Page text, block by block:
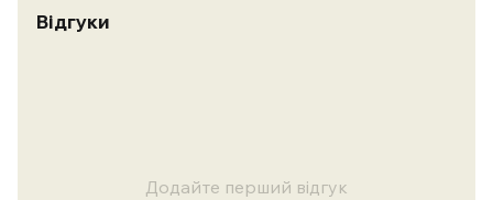
Відгуки
Додайте перший відгук